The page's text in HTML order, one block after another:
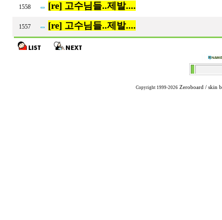
1558 [re] 고수님들..제발....
1557 [re] 고수님들..제발....
Copyright 1999-2026 Zeroboard / skin